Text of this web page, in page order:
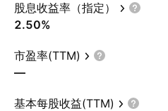
股息收益率（指定）
2.50%
市盈率(TTM)
—
基本每股收益(TTM)